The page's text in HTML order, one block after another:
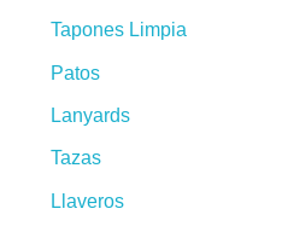
Tapones Limpia
Patos
Lanyards
Tazas
Llaveros